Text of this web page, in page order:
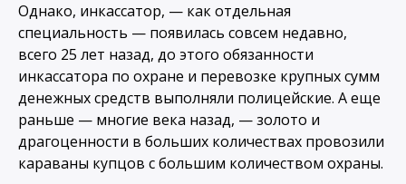
Однако, инкассатор, — как отдельная
специальность — появилась совсем недавно,
всего 25 лет назад, до этого обязанности
инкассатора по охране и перевозке крупных сумм
денежных средств выполняли полицейские. А еще
раньше — многие века назад, — золото и
драгоценности в больших количествах провозили
караваны купцов с большим количеством охраны.